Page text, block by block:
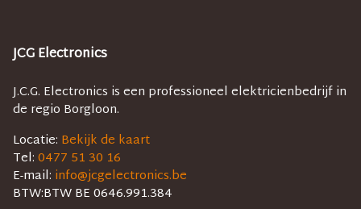
JCG Electronics
J.C.G. Electronics is een professioneel elektricienbedrijf in
de regio Borgloon.
Locatie: Bekijk de kaart
Tel:0477 51 30 16
E-mail: info@jcgelectronics.be
BTW:BTW BE 0646.991.384